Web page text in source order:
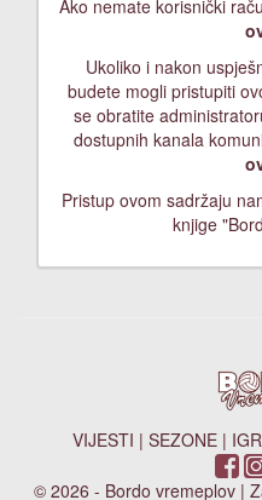
Ako nemate korisnički
Ukoliko i nakon
budete mogli pristupiti
se obratite
dostupnih kanala
Pristup ovom sadržaju
knjige
VIJESTI | SEZONE|
© 2026 - Bordo vremeplov |